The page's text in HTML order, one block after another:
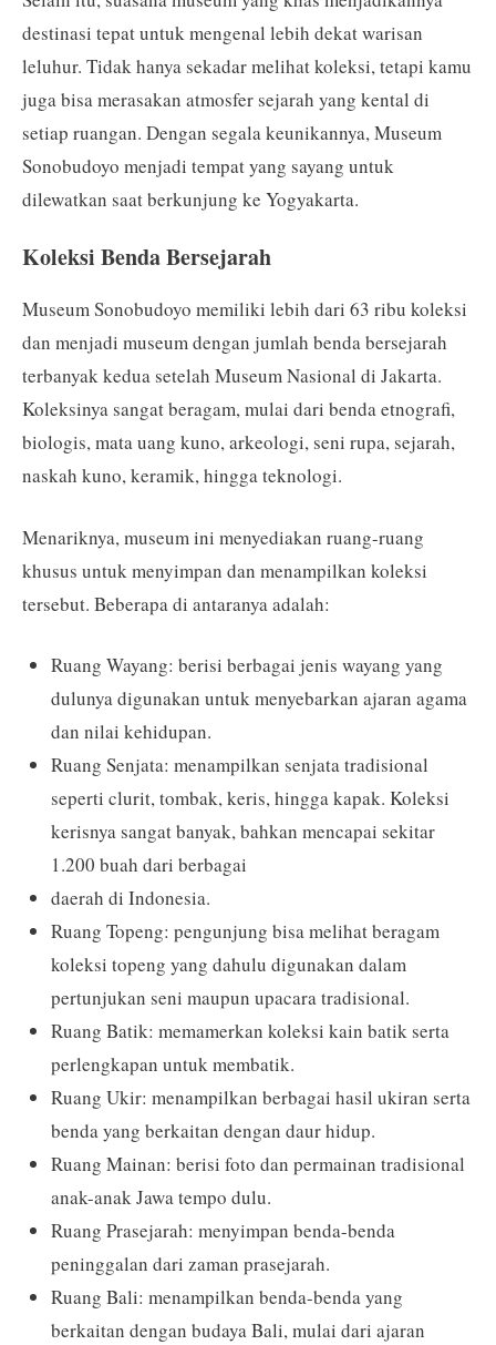
destinasi tepat untuk mengenal lebih dekat warisan
leluhur. Tidak hanya sekadar melihat koleksi, tetapi kamu
juga bisa merasakan atmosfer sejarah yang kental di
setiap ruangan. Dengan segala keunikannya, Museum
Sonobudoyo menjadi tempat yang sayang untuk
dilewatkan saat berkunjung ke Yogyakarta.
Koleksi Benda Bersejarah
Museum Sonobudoyo memiliki lebih dari 63 ribu koleksi
dan menjadi museum dengan jumlah benda bersejarah
terbanyak kedua setelah Museum Nasional di Jakarta.
Koleksinya sangat beragam, mulai dari benda etnografi,
biologis, mata uang kuno, arkeologi, seni rupa, sejarah,
naskah kuno, keramik, hingga teknologi.
Menariknya, museum ini menyediakan ruang-ruang
khusus untuk menyimpan dan menampilkan koleksi
tersebut. Beberapa di antaranya adalah:
Ruang Wayang: berisi berbagai jenis wayang yang
dulunya digunakan untuk menyebarkan ajaran agama
dan nilai kehidupan.
Ruang Senjata: menampilkan senjata tradisional
seperti clurit, tombak, keris, hingga kapak. Koleksi
kerisnya sangat banyak, bahkan mencapai sekitar
1.200 buah dari berbagai
daerah di Indonesia.
Ruang Topeng: pengunjung bisa melihat beragam
koleksi topeng yang dahulu digunakan dalam
pertunjukan seni maupun upacara tradisional.
Ruang Batik: memamerkan koleksi kain batik serta
perlengkapan untuk membatik.
Ruang Ukir: menampilkan berbagai hasil ukiran serta
benda yang berkaitan dengan daur hidup.
Ruang Mainan: berisi foto dan permainan tradisional
anak-anak Jawa tempo dulu.
Ruang Prasejarah: menyimpan benda-benda
peninggalan dari zaman prasejarah.
Ruang Bali: menampilkan benda-benda yang
berkaitan dengan budaya Bali, mulai dari ajaran